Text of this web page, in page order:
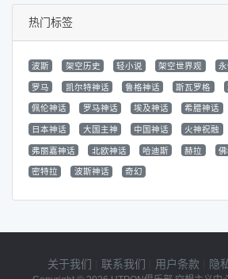
热门标签
波斯 架空历史 轻小说 架空世界观
罗马 凯尔特神话 鲁格神话 斯瓦罗格
佩伦神话 罗马神话 埃及神话 希腊神话
日本神话 大国主神 中国神话 火神祝融
弗丽嘉神话 北欧神话 哈迪斯 赫拉
密特拉 波斯神话 奇幻
关于我们 联系我们 用户条款 隐